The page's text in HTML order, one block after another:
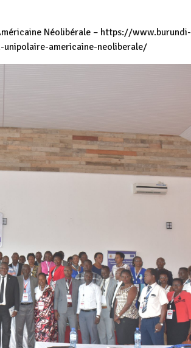
Néolibérale – https://www.burundi-
americaine-neoliberale/